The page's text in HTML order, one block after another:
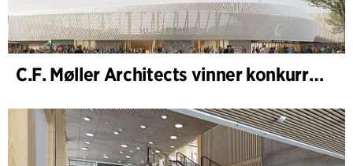
C.F. Møller Architects vinner konkurranse om nytt stadion i Malmö